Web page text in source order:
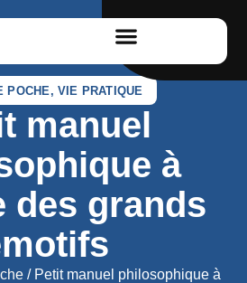
POCHE , VIE PRATIQUE
manuel
à
des grands
/ Petit manuel philosophique à